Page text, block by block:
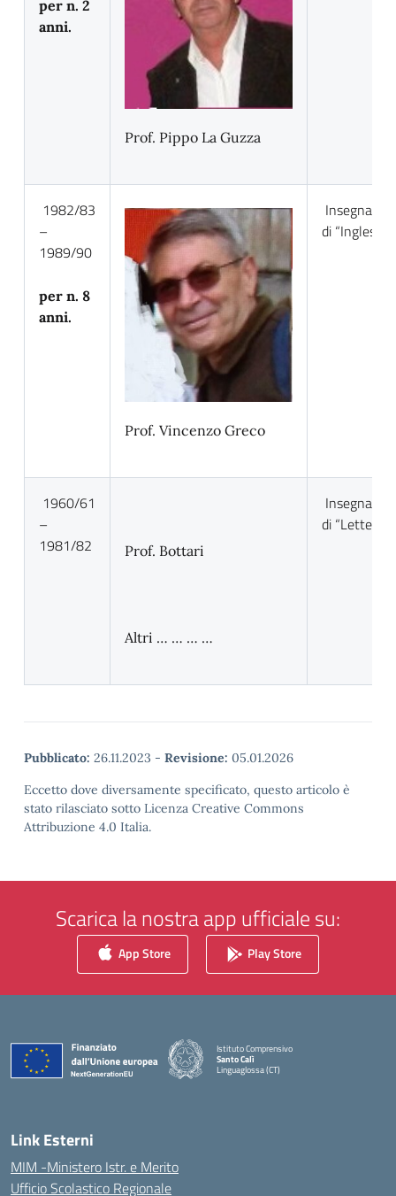
per n. 2
anni.
Prof. Pippo La Guzza
1982/83
–
1989/90
per n. 8
anni.
Prof. Vincenzo Greco
Insegnante
di “Inglese”
1960/61
–
1981/82
Prof. Bottari
Altri … … … …
Insegnante
di “Lettere”
Pubblicato: 26.11.2023 - Revisione: 05.01.2026
Eccetto dove diversamente specificato, questo articolo è
stato rilasciato sotto Licenza Creative Commons
Attribuzione 4.0 Italia.
Scarica la nostra app ufficiale su:
App Store Play Store
Istituto Comprensivo
Santo Calì
Linguaglossa (CT)
— Visita la pagina iniziale della scuola
Link Esterni
MIM -Ministero Istr. e Merito
Ufficio Scolastico Regionale